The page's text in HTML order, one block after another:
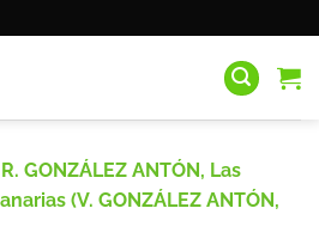
GONZÁLEZ ANTÓN, Las
(V. GONZÁLEZ ANTÓN,